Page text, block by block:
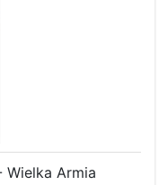
Wielka Armia